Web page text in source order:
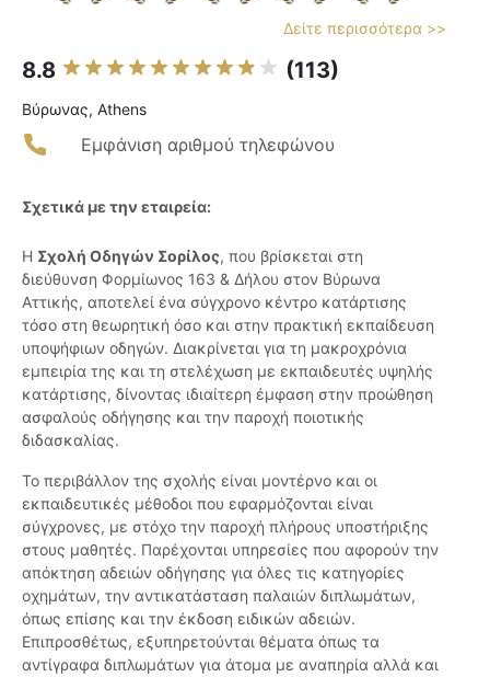
Δείτε περισσότερα >>
8.8 (113)
Βύρωνας, Athens
Εμφάνιση αριθμού τηλεφώνου
Σχετικά με την εταιρεία:
Η Σχολή Οδηγών Σορίλος, που βρίσκεται στη
διεύθυνση Φορμίωνος 163 & Δήλου στον Βύρωνα
Αττικής, αποτελεί ένα σύγχρονο κέντρο κατάρτισης
τόσο στη θεωρητική όσο και στην πρακτική εκπαίδευση
υποψήφιων οδηγών. Διακρίνεται για τη μακροχρόνια
εμπειρία της και τη στελέχωση με εκπαιδευτές υψηλής
κατάρτισης, δίνοντας ιδιαίτερη έμφαση στην προώθηση
ασφαλούς οδήγησης και την παροχή ποιοτικής
διδασκαλίας.
Το περιβάλλον της σχολής είναι μοντέρνο και οι
εκπαιδευτικές μέθοδοι που εφαρμόζονται είναι
σύγχρονες, με στόχο την παροχή πλήρους υποστήριξης
στους μαθητές. Παρέχονται υπηρεσίες που αφορούν την
απόκτηση αδειών οδήγησης για όλες τις κατηγορίες
οχημάτων, την αντικατάσταση παλαιών διπλωμάτων,
όπως επίσης και την έκδοση ειδικών αδειών.
Επιπροσθέτως, εξυπηρετούνται θέματα όπως τα
αντίγραφα διπλωμάτων για άτομα με αναπηρία αλλά και